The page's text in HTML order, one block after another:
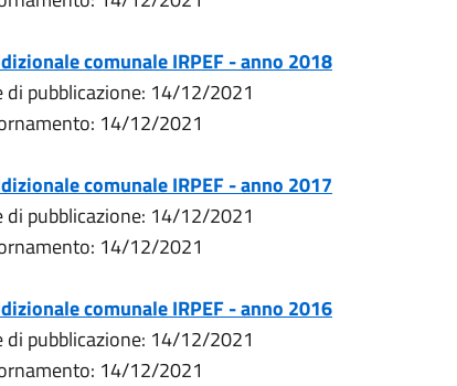
comunale IRPEF - anno 2018
di pubblicazione: 14/12/2021
14/12/2021
comunale IRPEF - anno 2017
di pubblicazione: 14/12/2021
14/12/2021
comunale IRPEF - anno 2016
di pubblicazione: 14/12/2021
14/12/2021